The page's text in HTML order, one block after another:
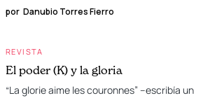
por Danubio Torres Fierro
REVISTA
El poder (K) y la gloria
“La glorie aime les couronnes” –escribía un